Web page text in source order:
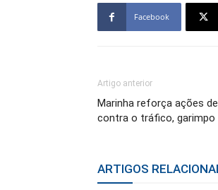
Facebook
Artigo anterior
Marinha reforça ações
contra o tráfico, garimpo
ARTIGOS